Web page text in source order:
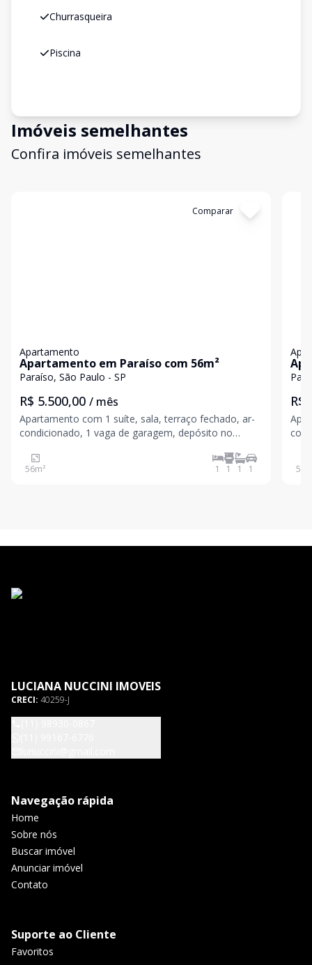
Churrasqueira
Piscina
Imóveis semelhantes
Confira imóveis semelhantes
Comparar
Apartamento
Apartamento em Paraíso com 56m²
Paraíso, São Paulo - SP
R$ 5.500,00 / mês
Apartamento com 1 suíte, sala, terraço fechado, ar-
condicionado, 1 vaga de garagem, depósito no
Condomínio:.R$1.335,00 IPTU:.R$462,00
56m² 1 1 1 1
R$
56
LUCIANA NUCCINI IMOVEIS
CRECI: 40259-J
Navegação rápida
Home
Sobre nós
Buscar imóvel
Anunciar imóvel
Contato
Suporte ao Cliente
Favoritos